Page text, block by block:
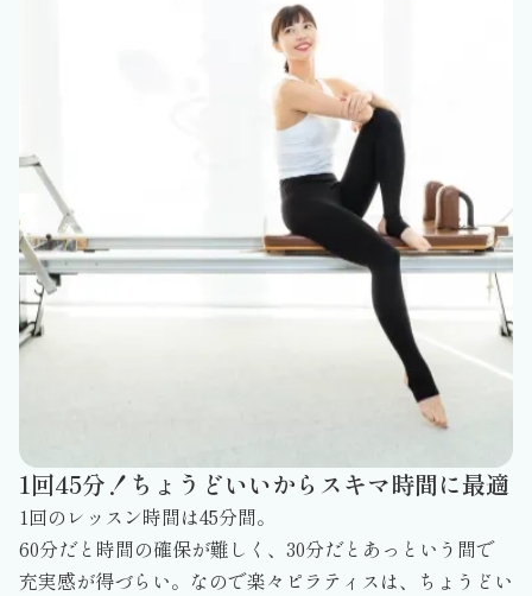
1回45分！ちょうどいいからスキマ時間に最適
1回のレッスン時間は45分間。
60分だと時間の確保が難しく、30分だとあっという間で
充実感が得づらい。なので楽々ピラティスは、ちょうどい